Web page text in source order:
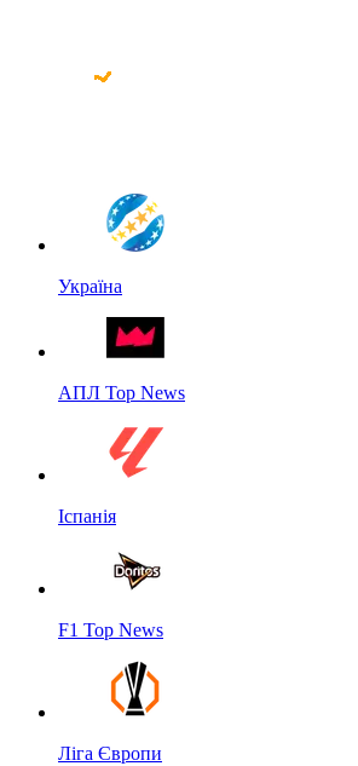
Україна
АПЛ Top News
Іспанія
F1 Top News
Ліга Європи